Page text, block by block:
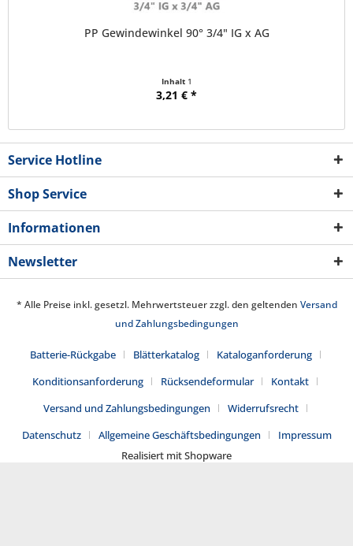
PP Gewindewinkel 90° 3/4" IG x AG
Inhalt 1
3,21 € *
Service Hotline
Shop Service
Informationen
Newsletter
* Alle Preise inkl. gesetzl. Mehrwertsteuer zzgl. den geltenden Versand
und Zahlungsbedingungen
Batterie-Rückgabe Blätterkatalog
Kataloganforderung
Konditionsanforderung
Rücksendeformular
Kontakt
Versand und Zahlungsbedingungen
Widerrufsrecht
Datenschutz
Allgemeine Geschäftsbedingungen
Impressum
Realisiert mit Shopware